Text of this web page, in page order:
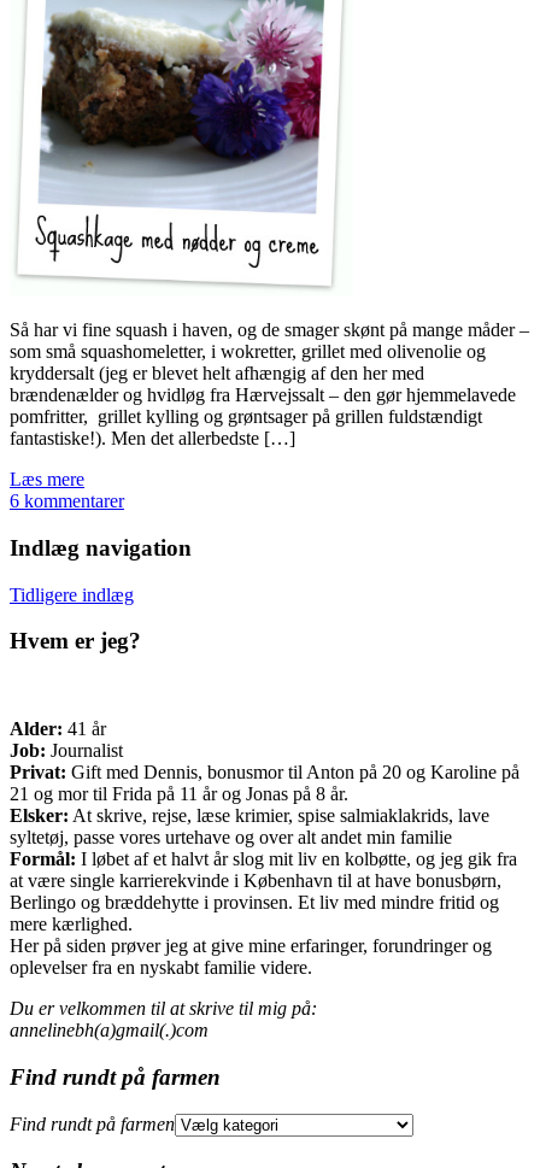
Så har vi fine squash i haven, og de smager skønt på mange måder –
som små squashomeletter, i wokretter, grillet med olivenolie og
kryddersalt (jeg er blevet helt afhængig af den her med
brændenælder og hvidløg fra Hærvejssalt – den gør hjemmelavede
pomfritter, grillet kylling og grøntsager på grillen fuldstændigt
fantastiske!). Men det allerbedste […]
Læs mere
6 kommentarer
Indlæg navigation
Tidligere indlæg
Hvem er jeg?
Alder: 41 år
Job: Journalist
Privat: Gift med Dennis, bonusmor til Anton på 20 og Karoline på
21 og mor til Frida på 11 år og Jonas på 8 år.
Elsker: At skrive, rejse, læse krimier, spise salmiaklakrids, lave
syltetøj, passe vores urtehave og over alt andet min familie
Formål: I løbet af et halvt år slog mit liv en kolbøtte, og jeg gik fra
at være single karrierekvinde i København til at have bonusbørn,
Berlingo og bræddehytte i provinsen. Et liv med mindre fritid og
mere kærlighed.
Her på siden prøver jeg at give mine erfaringer, forundringer og
oplevelser fra en nyskabt familie videre.
Du er velkommen til at skrive til mig på:
annelinebh(a)gmail(.)com
Find rundt på farmen
Find rundt på farmen